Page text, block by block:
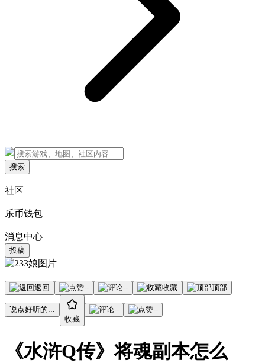
搜索
社区
乐币钱包
消息中心
投稿
返回 -- -- 收藏 顶部
说点好听的...
收藏
-- --
《水浒Q传》将魂副本怎么